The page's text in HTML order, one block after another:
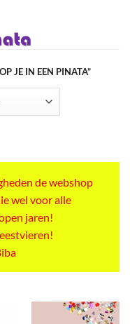
JE IN EEN PINATA”
de webshop
wel voor alle
jaren!